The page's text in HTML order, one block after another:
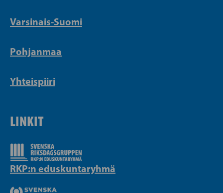
Varsinais-Suomi
Pohjanmaa
Yhteispiiri
LINKIT
RKP:n eduskuntaryhmä